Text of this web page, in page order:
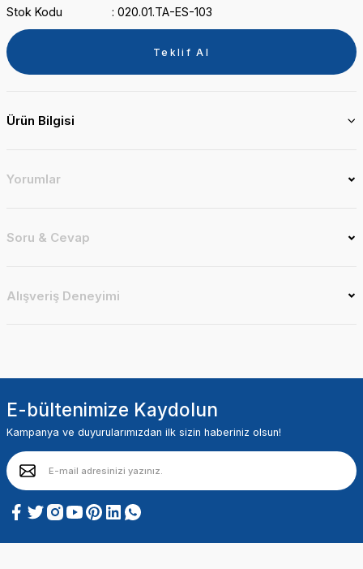
Stok Kodu
020.01.TA-ES-103
Teklif Al
Ürün Bilgisi
Yorumlar
Soru & Cevap
Alışveriş Deneyimi
E-bültenimize Kaydolun
Kampanya ve duyurularımızdan ilk sizin haberiniz olsun!